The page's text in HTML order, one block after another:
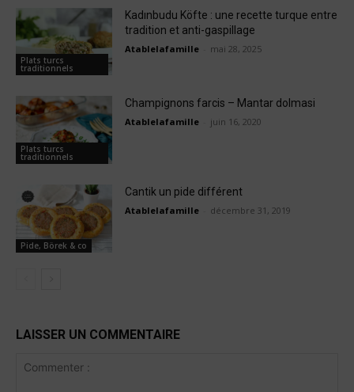
Plats turcs
traditionnels
Kadınbudu Köfte : une recette turque entre
tradition et anti-gaspillage
Atablelafamille mai 28, 2025
Plats turcs
traditionnels
Champignons farcis – Mantar dolmasi
Atablelafamille juin 16, 2020
Pide, Börek & co
Cantik un pide différent
Atablelafamille décembre 31, 2019
LAISSER UN COMMENTAIRE